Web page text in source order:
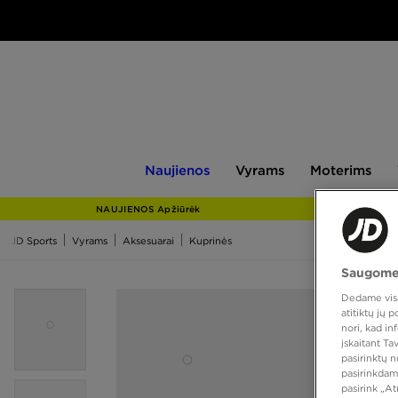
Naujienos Vyrams Moterims
NAUJIENOS Apžiūrėk
JD Sports Vyrams Aksesuarai Kuprinės
Dedame
atitiktų jų
nori, kad
įskaitant
pasirinktų
pasirink